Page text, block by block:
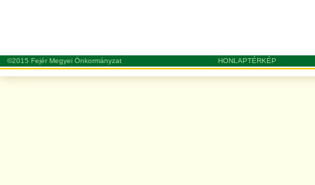
©2015 Fejér Megyei Önkormányzat HONLAPTÉRKÉP